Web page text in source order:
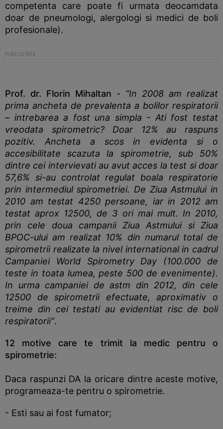
competenta care poate fi urmata deocamdata
doar de pneumologi, alergologi si medici de boli
profesionale).
Prof. dr. Florin Mihaltan - “In 2008 am realizat
prima ancheta de prevalenta a bolilor respiratorii
– intrebarea a fost una simpla - Ati fost testat
vreodata spirometric? Doar 12% au raspuns
pozitiv. Ancheta a scos in evidenta si o
accesibilitate scazuta la spirometrie, sub 50%
dintre cei intervievati au avut acces la test si doar
57,6% si-au controlat regulat boala respiratorie
prin intermediul spirometriei. De Ziua Astmului in
2010 am testat 4250 persoane, iar in 2012 am
testat aprox 12500, de 3 ori mai mult. In 2010,
prin cele doua campanii Ziua Astmului si Ziua
BPOC-ului am realizat 10% din numarul total de
spirometrii realizate la nivel international in cadrul
Campaniei World Spirometry Day (100.000 de
teste in toata lumea, peste 500 de evenimente).
In urma campaniei de astm din 2012, din cele
12500 de spirometrii efectuate, aproximativ o
treime din cei testati au evidentiat risc de boli
respiratorii”.
12 motive care te trimit la medic pentru o
spirometrie:
Daca raspunzi DA la oricare dintre aceste motive,
programeaza-te pentru o spirometrie.
- Esti sau ai fost fumator;